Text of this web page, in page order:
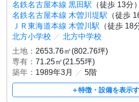
名鉄名古屋本線 黒田駅 （徒歩 13分）
名鉄名古屋本線 木曽川堤駅 （徒歩
ＪＲ東海道本線 木曽川駅 （徒歩 18
北方小学校 ／ 北方中学校
土地： 2653.76㎡(802.76坪)
専有：71.25㎡(21.55坪)
築年： 1989年3月 ／ 5階
＋特徴・設備を表示